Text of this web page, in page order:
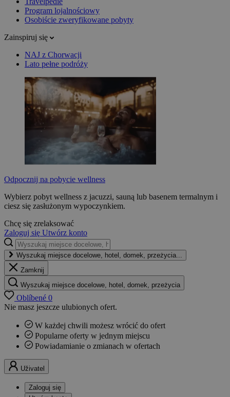
Program lojalnościowy
Osobiście zweryfikowane pobyty
Zainspiruj się
NAJ z Chorwacji
Lato pełne podróży
Odpocznij na pobycie wellness
Wybierz pobyt wellness z jacuzzi, sauną lub basenem termalnym i
ciesz się zasłużonym wypoczynkiem.
Chcę się zrelaksować
Zaloguj się Utwórz konto
Wyszukaj miejsce docelowe, hotel, domek, przeżycia...
Zamknij
Wyszukaj miejsce docelowe, hotel, domek, przeżycia
Oblíbené 0
Nie masz jeszcze ulubionych ofert.
W każdej chwili możesz wrócić do ofert
Popularne oferty w jednym miejscu
Powiadamianie o zmianach w ofertach
Uživatel
Zaloguj się